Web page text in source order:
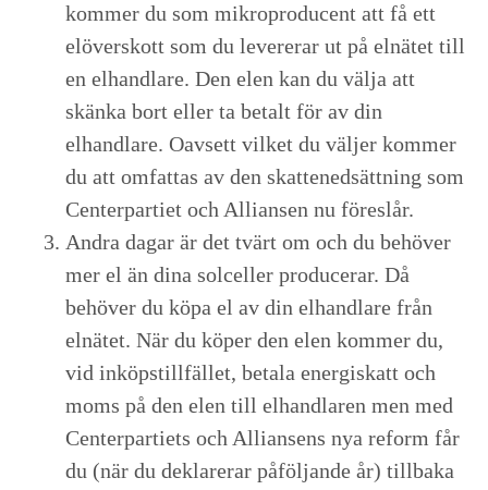
kommer du som mikroproducent att få ett
elöverskott som du levererar ut på elnätet till
en elhandlare. Den elen kan du välja att
skänka bort eller ta betalt för av din
elhandlare. Oavsett vilket du väljer kommer
du att omfattas av den skattenedsättning som
Centerpartiet och Alliansen nu föreslår.
Andra dagar är det tvärt om och du behöver
mer el än dina solceller producerar. Då
behöver du köpa el av din elhandlare från
elnätet. När du köper den elen kommer du,
vid inköpstillfället, betala energiskatt och
moms på den elen till elhandlaren men med
Centerpartiets och Alliansens nya reform får
du (när du deklarerar påföljande år) tillbaka